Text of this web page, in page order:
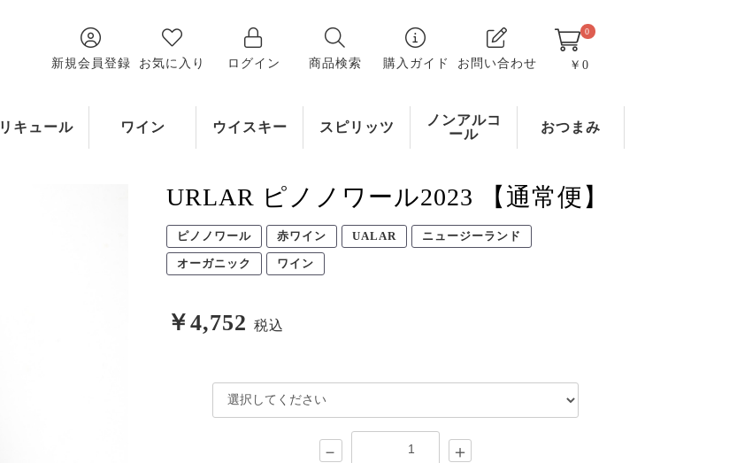
新規会員登録 お気に入り ログイン 商品検索 購入ガイド お問い合わせ
0
￥0
リキュール ワイン ウイスキー スピリッツ
ノンアルコ
ール
おつまみ
URLAR ピノノワール2023 【通常便】
ピノノワール 赤ワイン UALAR ニュージーランド
オーガニック ワイン
￥4,752 税込
－ ＋